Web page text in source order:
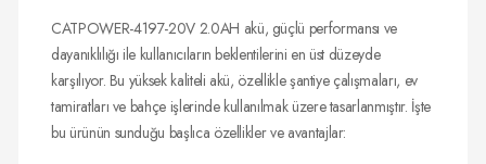
CATPOWER-4197-20V 2.0AH akü, güçlü performansı ve
dayanıklılığı ile kullanıcıların beklentilerini en üst düzeyde
karşılıyor. Bu yüksek kaliteli akü, özellikle şantiye çalışmaları, ev
tamiratları ve bahçe işlerinde kullanılmak üzere tasarlanmıştır. İşte
bu ürünün sunduğu başlıca özellikler ve avantajlar: